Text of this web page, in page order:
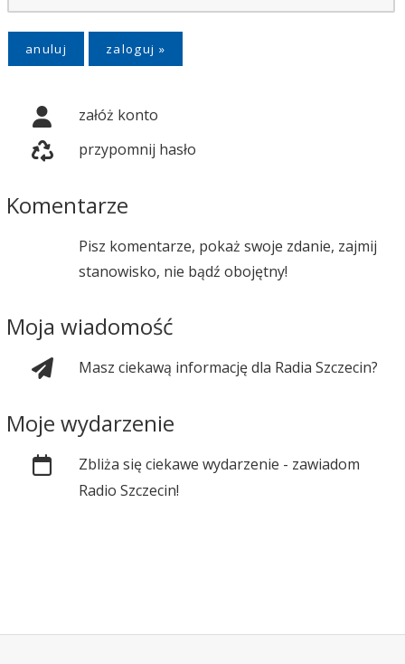
anuluj
załóż konto
przypomnij hasło
Komentarze
Pisz komentarze, pokaż swoje zdanie, zajmij
stanowisko, nie bądź obojętny!
Moja wiadomość
Masz ciekawą informację dla Radia Szczecin?
Moje wydarzenie
Zbliża się ciekawe wydarzenie - zawiadom
Radio Szczecin!